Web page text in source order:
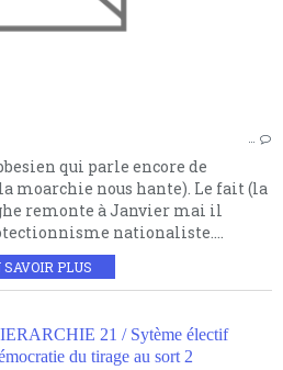
…
qui parle encore de
moarchie nous hante). Le fait (la
remonte à Janvier mai il
nationaliste....
SAVOIR PLUS
21 / Sytème électif
du tirage au sort 2